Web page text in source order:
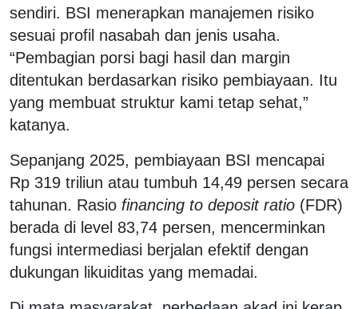
sendiri. BSI menerapkan manajemen risiko
sesuai profil nasabah dan jenis usaha.
“Pembagian porsi bagi hasil dan margin
ditentukan berdasarkan risiko pembiayaan. Itu
yang membuat struktur kami tetap sehat,”
katanya.
Sepanjang 2025, pembiayaan BSI mencapai
Rp 319 triliun atau tumbuh 14,49 persen secara
tahunan. Rasio financing to deposit ratio (FDR)
berada di level 83,74 persen, mencerminkan
fungsi intermediasi berjalan efektif dengan
dukungan likuiditas yang memadai.